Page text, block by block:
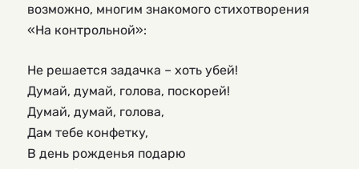
возможно, многим знакомого стихотворения
«На контрольной»:
Не решается задачка – хоть убей!
Думай, думай, голова, поскорей!
Думай, думай, голова,
Дам тебе конфетку,
В день рожденья подарю